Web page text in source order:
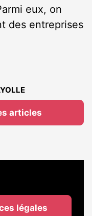
eux, on
des entreprises
articles
légales